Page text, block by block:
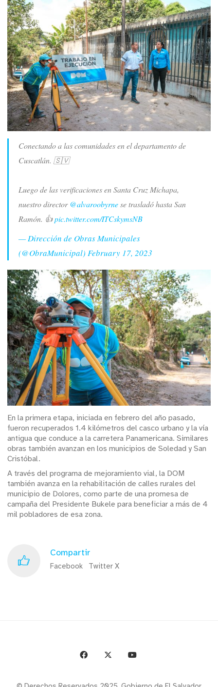
Conectando a las comunidades en el departamento de
Cuscatlán. 🇸🇻
Luego de las verificaciones en Santa Cruz Michapa,
nuestro director @alvaroobyrnese trasladó hasta San
Ramón. 👍pic.twitter.com/ITCskymsNB
— Dirección de Obras Municipales
(@ObraMunicipal) February 17, 2023
En la primera etapa, iniciada en febrero del año pasado,
fueron recuperados 1.4 kilómetros del casco urbano y la vía
antigua que conduce a la carretera Panamericana. Similares
obras también avanzan en los municipios de Soledad y San
Cristóbal.
A través del programa de mejoramiento vial, la DOM
también avanza en la rehabilitación de calles rurales del
municipio de Dolores, como parte de una promesa de
campaña del Presidente Bukele para beneficiar a más de 4
mil pobladores de esa zona.
Compartir
Facebook Twitter X